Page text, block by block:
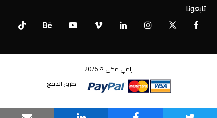
تابعونا
Facebook
X
Instagram
LinkedIn
Vimeo
YouTube
Behance
Tiktok
رامي مكي © 2026
طرق الدفع: